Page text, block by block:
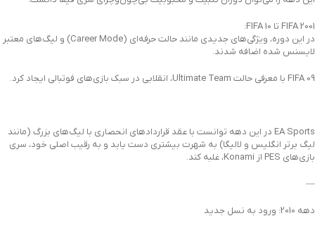
FIFA 2001 تا FIFA 10:
در این دوره، ویژگی‌های جدیدی مانند حالت حرفه‌ای (Career Mode) و لیگ‌های معتبر
لایسنس شده اضافه شدند.
FIFA 09 با معرفی حالت Ultimate Team، انقلابی در سبک بازی‌های فوتبالی ایجاد کرد.
EA Sports در این دهه توانست با عقد قراردادهای انحصاری با لیگ‌های بزرگ (مانند
لیگ برتر انگلیس و لالیگا) به شهرت بیشتری دست یابد و به رقیب اصلی خود، سری
بازی‌های PES از Konami، غلبه کند.
—
دهه 2010: ورود به نسل جدید